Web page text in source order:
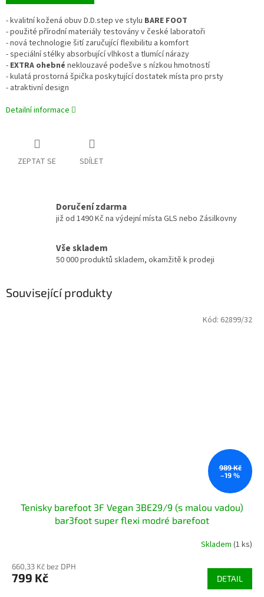
- kvalitní kožená obuv D.D.step ve stylu BARE FOOT
- použité přírodní materiály testovány v české laboratoři
- nová technologie šití zaručující flexibilitu a komfort
- speciální stélky absorbující vlhkost a tlumící nárazy
- EXTRA ohebné neklouzavé podešve s nízkou hmotností
- kulatá prostorná špička poskytující dostatek místa pro prsty
- atraktivní design
Detailní informace
ZEPTAT SE SDÍLET
Doručení zdarma
již od 1490 Kč na výdejní místa GLS nebo Zásilkovny
Vše skladem
50 000 produktů skladem, okamžitě k prodeji
Související produkty
989 Kč
–19 %
Tenisky barefoot 3F Vegan 3BE29/9 (s malou vadou)
bar3foot super flexi modré barefoot
Skladem (1 ks)
660,33 Kč bez DPH
799 Kč DETAIL
Kód: 62899/32